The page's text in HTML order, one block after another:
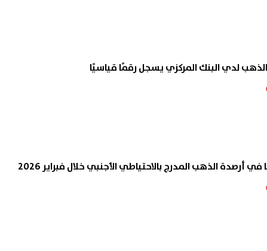
تكشف حالة الطقس حتى
أجواء شديدة الحرارة وشبورة
على عدة مناطق
منتجات تدوير المخلفات بالمجازر